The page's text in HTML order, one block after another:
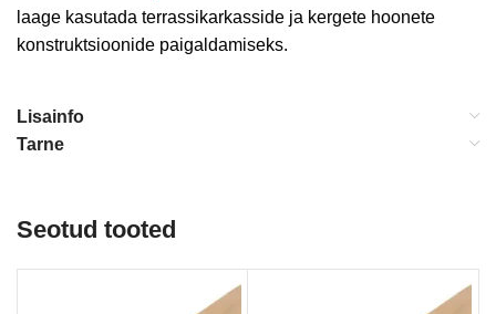
laage kasutada terrassikarkasside ja kergete hoonete
konstruktsioonide paigaldamiseks.
Lisainfo
Tarne
Seotud tooted